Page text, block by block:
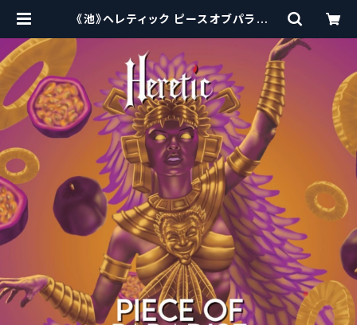
《池》ヘレティック ピースオブパラダイ
【クラフトビールシザーズ】 | craftb
eerscissors